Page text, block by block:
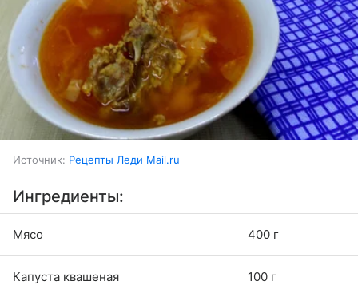
Источник: Рецепты Леди Mail.ru
Ингредиенты:
Мясо 400 г
Капуста квашеная 100 г